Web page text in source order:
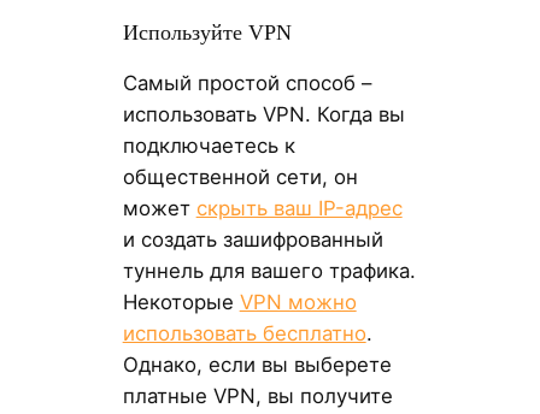
Используйте VPN
Самый простой способ –
использовать VPN. Когда вы
подключаетесь к
общественной сети, он
может скрыть ваш IP-адрес
и создать зашифрованный
туннель для вашего трафика.
Некоторые VPN можно
использовать бесплатно.
Однако, если вы выберете
платные VPN, вы получите